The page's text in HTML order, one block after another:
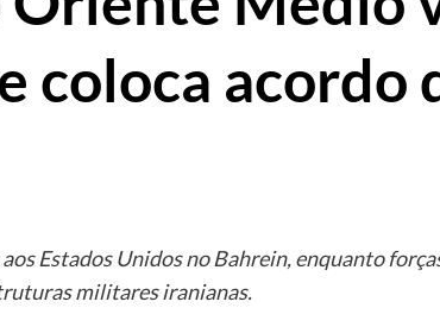
coloca acordo
Estados Unidos no Bahrein, enquanto
militares iranianas.